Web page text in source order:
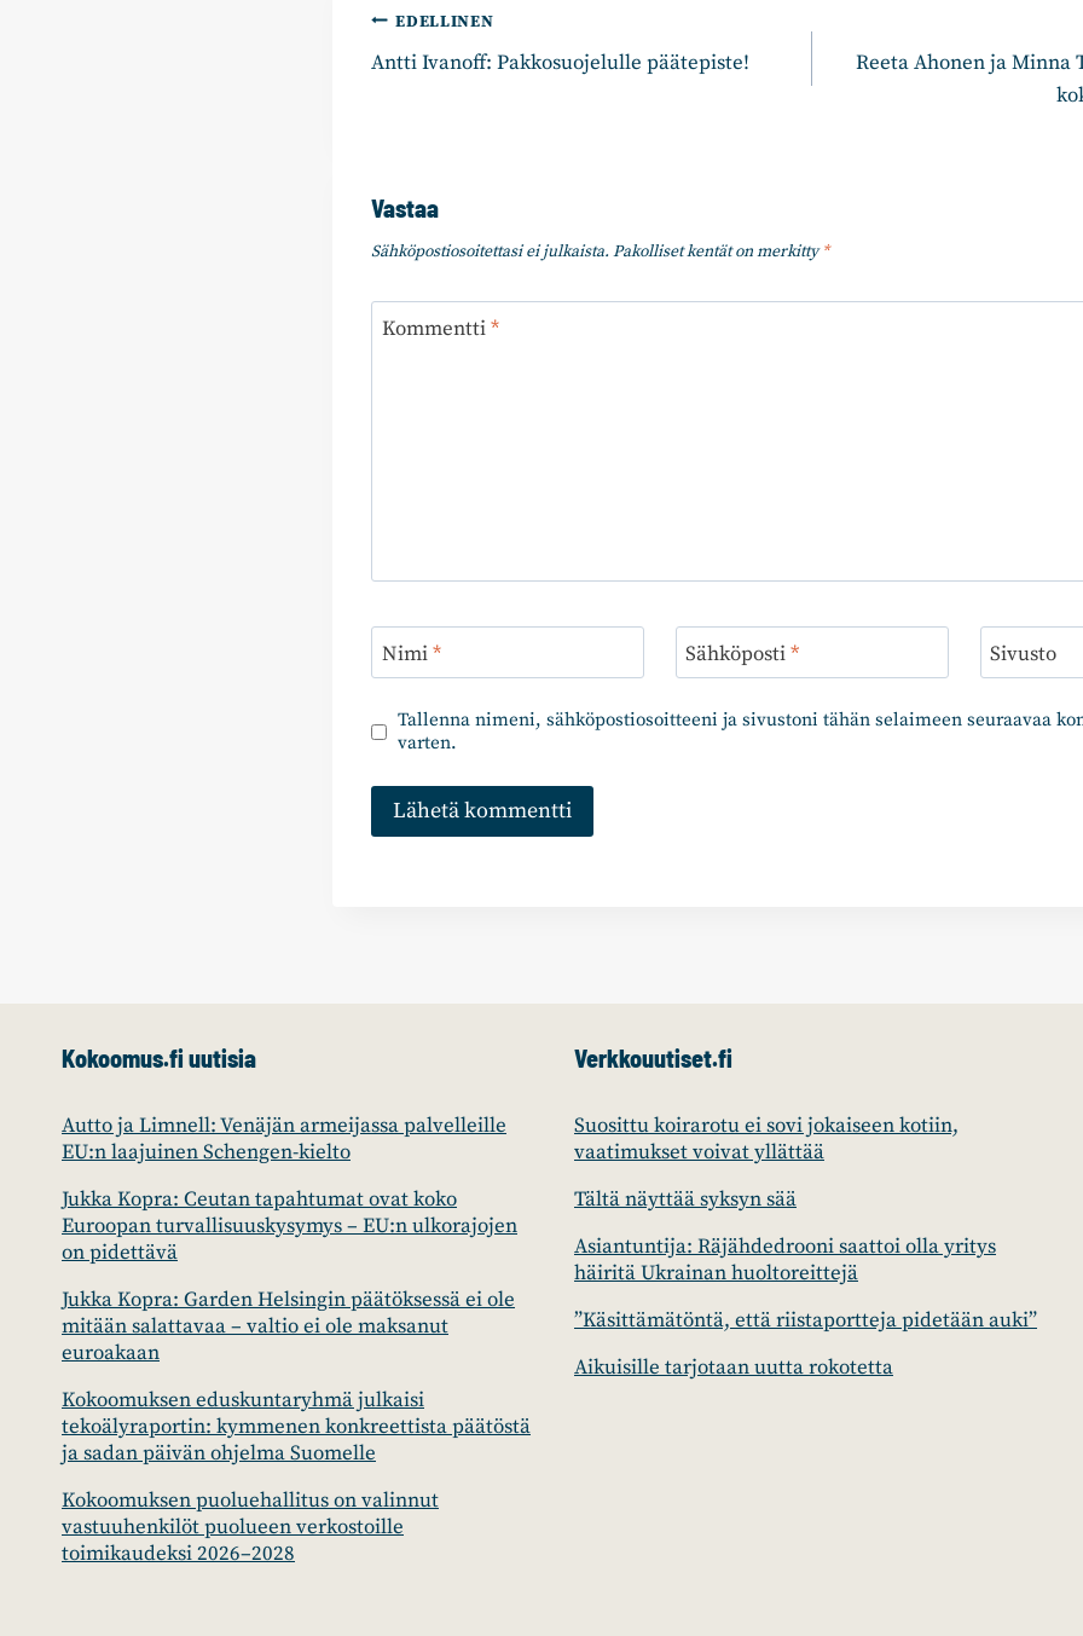
Artikkelien
selaus
EDELLINEN
Antti Ivanoff: Pakkosuojelulle päätepiste!
Reeta Ahonen ja Minna
Vastaa
Sähköpostiosoitettasi ei julkaista. Pakolliset kentät on merkitty*
Kommentti*
Nimi* Sähköposti* Sivusto
Tallenna nimeni, sähköpostiosoitteeni ja sivustoni tähän selaimeen seuraavaa
varten.
Kokoomus.fi uutisia
Autto ja Limnell: Venäjän armeijassa palvelleille
EU:n laajuinen Schengen-kielto
Jukka Kopra: Ceutan tapahtumat ovat koko
Euroopan turvallisuuskysymys – EU:n ulkorajojen
on pidettävä
Jukka Kopra: Garden Helsingin päätöksessä ei ole
mitään salattavaa – valtio ei ole maksanut
euroakaan
Kokoomuksen eduskuntaryhmä julkaisi
tekoälyraportin: kymmenen konkreettista päätöstä
ja sadan päivän ohjelma Suomelle
Kokoomuksen puoluehallitus on valinnut
vastuuhenkilöt puolueen verkostoille
toimikaudeksi 2026–2028
Verkkouutiset.fi
Suosittu koirarotu ei sovi jokaiseen kotiin,
vaatimukset voivat yllättää
Tältä näyttää syksyn sää
Asiantuntija: Räjähdedrooni saattoi olla yritys
häiritä Ukrainan huoltoreittejä
”Käsittämätöntä, että riistaportteja pidetään auki”
Aikuisille tarjotaan uutta rokotetta